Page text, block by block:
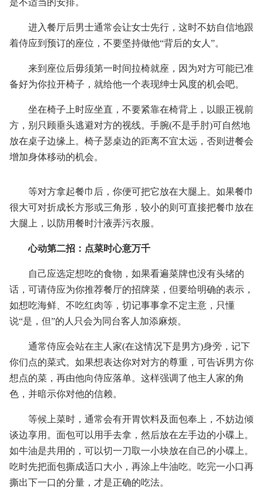
是不适当的安排。
进入餐厅后男士通常会让女士先行，这时不妨自信地跟
着侍应到预订的座位，不要坚持做他“背后的女人”。
来到座位后毋须第一时间拉椅就座，因为对方可能已准
备好为你拉开椅子，就给他一个表现绅士风度的机会吧。
坐在椅子上时应坐直，不要紧靠在椅背上，以眼正视前
方，别只顾垂头逃避对方的视线。手腕(不是手肘)可自然地
放在桌子边缘上。椅子瑟桌边的距离不宜太远，否则进餐会
增加身体移动的机会。
等对方拿起餐巾后，你便可把它放在大腿上。如果餐巾
很大可对折成长方形或三角形，较小的则可直接把餐巾放在
大腿上，以防用餐时汁液弄污衣服。
心动第二招：点菜时心意万千
自己应选定想吃的食物，如果看遍菜牌也没有头绪的
话，可请侍应为你推荐餐厅的招牌菜，但要给明确的表示，
如想吃海鲜、不吃红肉等，切记事事拿不定主意，只懂
说“是，但”的人只会为同台客人加添麻烦。
通常侍应会站在主人家(在这情况下是男方)身旁，记下
你们点的菜式。如果想表达你对对方的尊重，可告诉男方你
想点的菜，再由他向侍应落单。这样强调了他主人家的角
色，并暗示你对他的信赖。
等候上菜时，通常会有开胃饮料及面包奉上，不妨边倾
谈边享用。面包可以用手去拿，然后放在左手边的小碟上。
如牛油是共用的，可以切一刀取一小块放在自己的小碟上。
吃时先把面包撕成适口大小，再涂上牛油吃。吃完一小口再
撕出下一口的分量，才是正确的吃法。